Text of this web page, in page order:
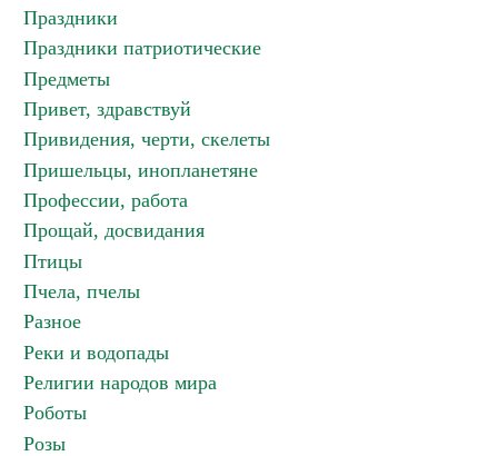
Праздники
Праздники патриотические
Предметы
Привет, здравствуй
Привидения, черти, скелеты
Пришельцы, инопланетяне
Профессии, работа
Прощай, досвидания
Птицы
Пчела, пчелы
Разное
Реки и водопады
Религии народов мира
Роботы
Розы